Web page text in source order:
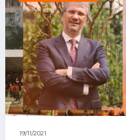
19/11/2021